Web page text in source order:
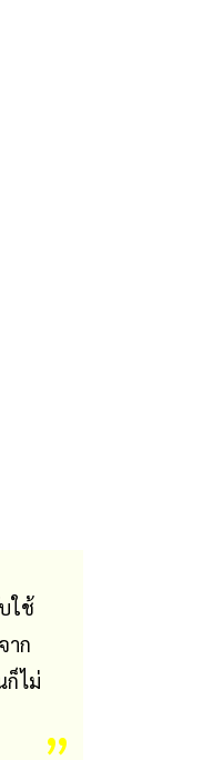
ใช้
าก
ก็ไม่